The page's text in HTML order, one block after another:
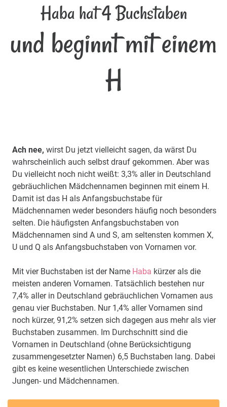
Haba hat 4 Buchstaben
und beginnt mit einem
H
Ach nee, wirst Du jetzt vielleicht sagen, da wärst Du
wahrscheinlich auch selbst drauf gekommen. Aber was
Du vielleicht noch nicht weißt: 3,3% aller in Deutschland
gebräuchlichen Mädchennamen beginnen mit einem H.
Damit ist das H als Anfangsbuchstabe für
Mädchennamen weder besonders häufig noch besonders
selten. Die häufigsten Anfangsbuchstaben von
Mädchennamen sind A und S, am seltensten kommen X,
U und Q als Anfangsbuchstaben von Vornamen vor.
Mit vier Buchstaben ist der Name Haba kürzer als die
meisten anderen Vornamen. Tatsächlich bestehen nur
7,4% aller in Deutschland gebräuchlichen Vornamen aus
genau vier Buchstaben. Nur 1,4% aller Vornamen sind
noch kürzer, 91,2% setzen sich dagegen aus mehr als vier
Buchstaben zusammen. Im Durchschnitt sind die
Vornamen in Deutschland (ohne Berücksichtigung
zusammengesetzter Namen) 6,5 Buchstaben lang. Dabei
gibt es keine wesentlichen Unterschiede zwischen
Jungen- und Mädchennamen.